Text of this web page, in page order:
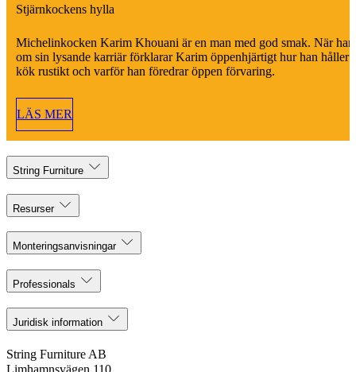
Stjärnkockens hylla
Michelinkocken Karim Khouani är en man med god smak. När
om sin lysande karriär förklarar Karim öppenhjärtigt hur han håller
kök rustikt och varför han föredrar öppen förvaring.
LÄS MER
String Furniture
Resurser
Monteringsanvisningar
Professionals
Juridisk information
String Furniture AB